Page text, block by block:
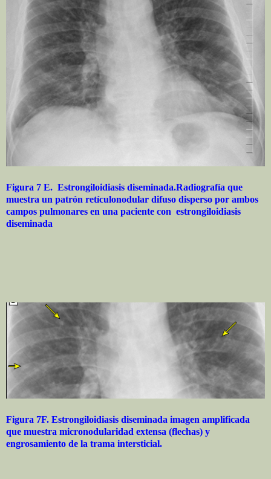
Figura 7 E. Estrongiloidiasis diseminada.Radiografía que
muestra un patrón retículonodular difuso disperso por ambos
campos pulmonares en una paciente con estrongiloidiasis
diseminada
Figura 7F. Estrongiloidiasis diseminada imagen amplificada
que muestra micronodularidad extensa (flechas) y
engrosamiento de la trama intersticial.